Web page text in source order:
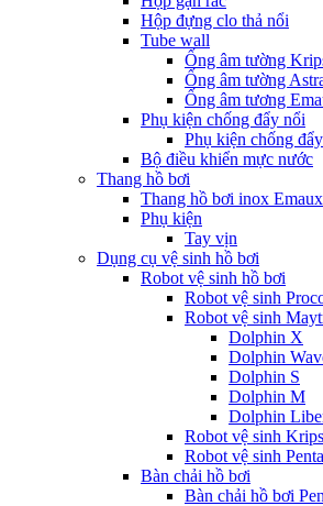
Hộp đựng clo thả nổi
Tube wall
Ống âm tường
Ống âm tường
Ống âm tương
Phụ kiện chống đẩy nổi
Phụ kiện chống
Bộ điều khiển mực nước
Thang hồ bơi
Thang hồ bơi inox Emaux
Phụ kiện
Tay vịn
Dụng cụ vệ sinh hồ bơi
Robot vệ sinh hồ bơi
Robot vệ sinh
Robot vệ sinh
Dolphin X
Dolphin
Dolphin S
Dolphin M
Dolphin
Robot vệ sinh
Robot vệ sinh
Bàn chải hồ bơi
Bàn chải hồ bơi